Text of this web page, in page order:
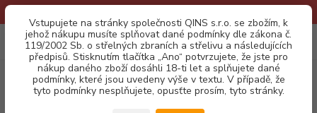
Vstupujete na stránky společnosti QINS s.r.o. se zbožím, k
jehož nákupu musíte splňovat dané podmínky dle zákona č.
119/2002 Sb. o střelných zbraních a střelivu a následujících
předpisů. Stisknutím tlačítka „Ano“ potvrzujete, že jste pro
nákup daného zboží dosáhli 18-ti let a splňujete dané
podmínky, které jsou uvedeny výše v textu. V případě, že
tyto podmínky nesplňujete, opusťte prosím, tyto stránky.
Menu
CZK 0
za0,00 Kč